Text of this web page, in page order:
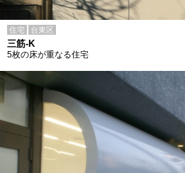
住宅 台東区
三筋-K
5枚の床が重なる住宅